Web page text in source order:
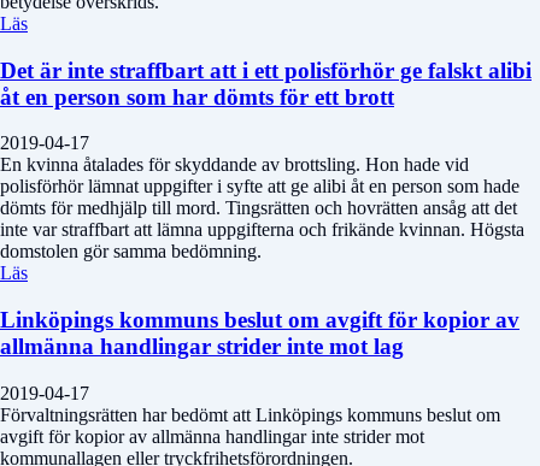
Läs
Det är inte straffbart att i ett polisförhör ge falskt alibi
åt en person som har dömts för ett brott
2019-04-17
En kvinna åtalades för skyddande av brottsling. Hon hade vid
polisförhör lämnat uppgifter i syfte att ge alibi åt en person som hade
dömts för medhjälp till mord. Tingsrätten och hovrätten ansåg att det
inte var straffbart att lämna uppgifterna och frikände kvinnan. Högsta
domstolen gör samma bedömning.
Läs
Linköpings kommuns beslut om avgift för kopior av
allmänna handlingar strider inte mot lag
2019-04-17
Förvaltningsrätten har bedömt att Linköpings kommuns beslut om
avgift för kopior av allmänna handlingar inte strider mot
kommunallagen eller tryckfrihetsförordningen.